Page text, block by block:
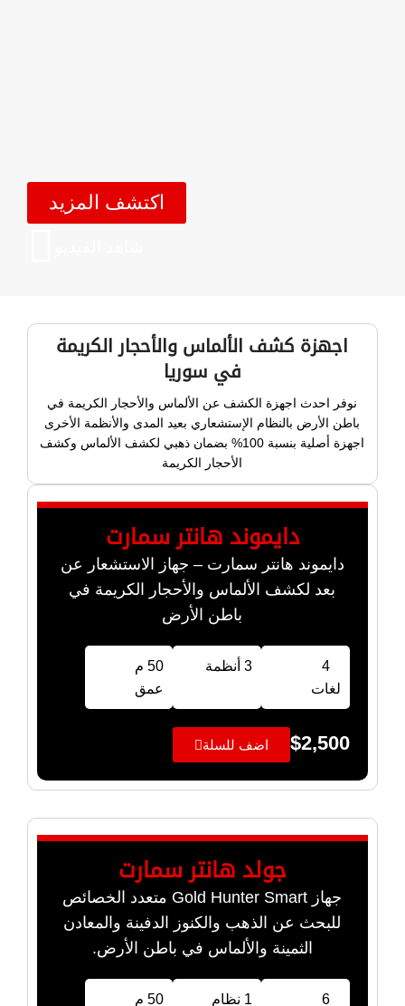
اكتشف المزيد
اجهزة كشف الألماس والأحجار الكريمة
في سوريا
نوفر احدث اجهزة الكشف عن الألماس والأحجار الكريمة في
باطن الأرض بالنظام الإستشعاري بعيد المدى والأنظمة الأخرى
اجهزة أصلية بنسبة 100% بضمان ذهبي لكشف الألماس وكشف
الأحجار الكريمة
دايموند هانتر سمارت
دايموند هانتر سمارت – جهاز الاستشعار عن
بعد لكشف الألماس والأحجار الكريمة في
باطن الأرض
4
لغات
3 أنظمة
50 م
عمق
$2,500 اضف للسلة
جولد هانتر سمارت
جهاز Gold Hunter Smart متعدد الخصائص
للبحث عن الذهب والكنوز الدفينة والمعادن
الثمينة والألماس في باطن الأرض.
6 1 نظام 50 م